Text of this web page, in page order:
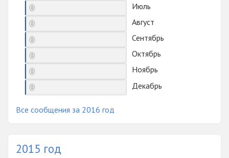
0
Июль
0
Август
0
Сентябрь
0
Октябрь
0
Ноябрь
0
Декабрь
Все сообщения за 2016 год
2015 год